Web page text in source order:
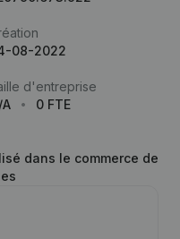
08-2022
d'entreprise
0 FTE
dans le commerce de